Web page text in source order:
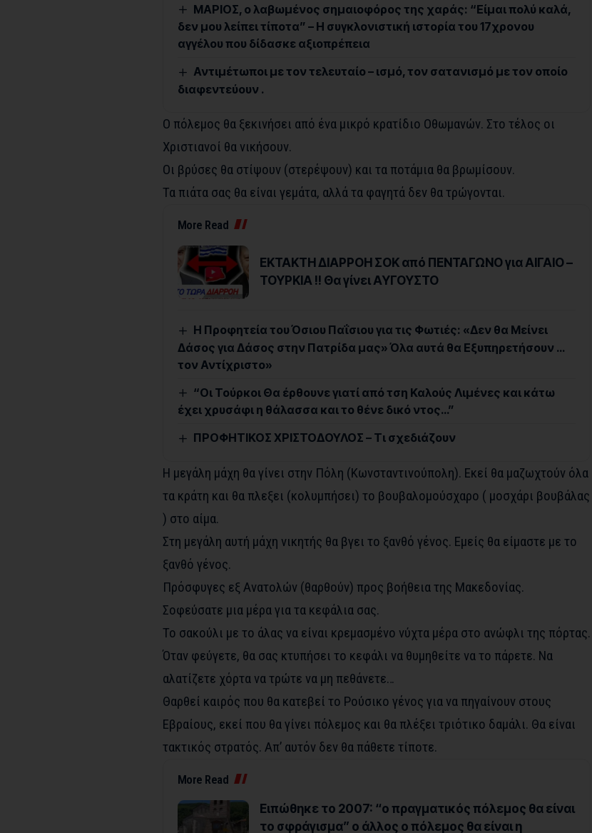
ΜΑΡΙΟΣ, ο λαβωμένος σημαιοφόρος της χαράς: “Είμαι πολύ καλά,
δεν μου λείπει τίποτα” – Η συγκλονιστική ιστορία του 17χρονου
αγγέλου που δίδασκε αξιοπρέπεια
Αντιμέτωποι με τον τελευταίο – ισμό, τον σατανισμό με τον οποίο
διαφεντεύουν .
Ο πόλεμος θα ξεκινήσει από ένα μικρό κρατίδιο Οθωμανών. Στο τέλος οι
Χριστιανοί θα νικήσουν.
Οι βρύσες θα στίψουν (στερέψουν) και τα ποτάμια θα βρωμίσουν.
Τα πιάτα σας θα είναι γεμάτα, αλλά τα φαγητά δεν θα τρώγονται.
More Read
ΕΚΤΑΚΤΗ ΔΙΑΡΡΟΗ ΣΟΚ από ΠΕΝΤΑΓΩΝΟ για ΑΙΓΑΙΟ –
ΤΟΥΡΚΙΑ !! Θα γίνει ΑΥΓΟΥΣΤΟ
Η Προφητεία του Όσιου Παΐσιου για τις Φωτιές: «Δεν θα Μείνει
Δάσος για Δάσος στην Πατρίδα μας» Όλα αυτά θα Εξυπηρετήσουν …
τον Αντίχριστο»
“Οι Τούρκοι Θα έρθουνε γιατί από τση Καλούς Λιμένες και κάτω
έχει χρυσάφι η θάλασσα και το θένε δικό ντος…”
ΠΡΟΦΗΤΙΚΟΣ ΧΡΙΣΤΟΔΟΥΛΟΣ – Τι σχεδιάζουν
Η μεγάλη μάχη θα γίνει στην Πόλη (Κωνσταντινούπολη). Εκεί θα μαζωχτούν όλα
τα κράτη και θα πλεξει (κολυμπήσει) το βουβαλομούσχαρο ( μοσχάρι βουβάλας
) στο αίμα.
Στη μεγάλη αυτή μάχη νικητής θα βγει το ξανθό γένος. Εμείς θα είμαστε με το
ξανθό γένος.
Πρόσφυγες εξ Ανατολών (θαρθούν) προς βοήθεια της Μακεδονίας.
Σοφεύσατε μια μέρα για τα κεφάλια σας.
Το σακούλι με το άλας να είναι κρεμασμένο νύχτα μέρα στο ανώφλι της πόρτας.
Όταν φεύγετε, θα σας κτυπήσει το κεφάλι να θυμηθείτε να το πάρετε. Να
αλατίζετε χόρτα να τρώτε να μη πεθάνετε…
Θαρθεί καιρός που θα κατεβεί το Ρούσικο γένος για να πηγαίνουν στους
Εβραίους, εκεί που θα γίνει πόλεμος και θα πλέξει τριότικο δαμάλι. Θα είναι
τακτικός στρατός. Απ’ αυτόν δεν θα πάθετε τίποτε.
More Read
Eιπώθηκε το 2007: “ο πραγματικός πόλεμος θα είναι
το σφράγισμα” ο άλλος ο πόλεμος θα είναι η